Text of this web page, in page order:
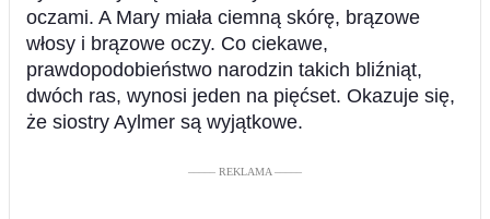
oczami. A Mary miała ciemną skórę, brązowe
włosy i brązowe oczy. Co ciekawe,
prawdopodobieństwo narodzin takich bliźniąt,
dwóch ras, wynosi jeden na pięćset. Okazuje się,
że siostry Aylmer są wyjątkowe.
––––– REKLAMA –––––